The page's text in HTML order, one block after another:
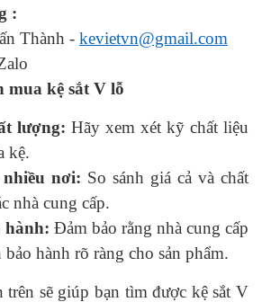
:
Thành - kevietvn@gmail.com
kệ sắt V lỗ
lượng: Hãy xem xét kỹ chất liệu
kệ.
nơi: So sánh giá cả và chất
nhà cung cấp.
hành: Đảm bảo rằng nhà cung cấp
bảo hành rõ ràng cho sản phẩm.
sẽ giúp bạn tìm được kệ sắt V